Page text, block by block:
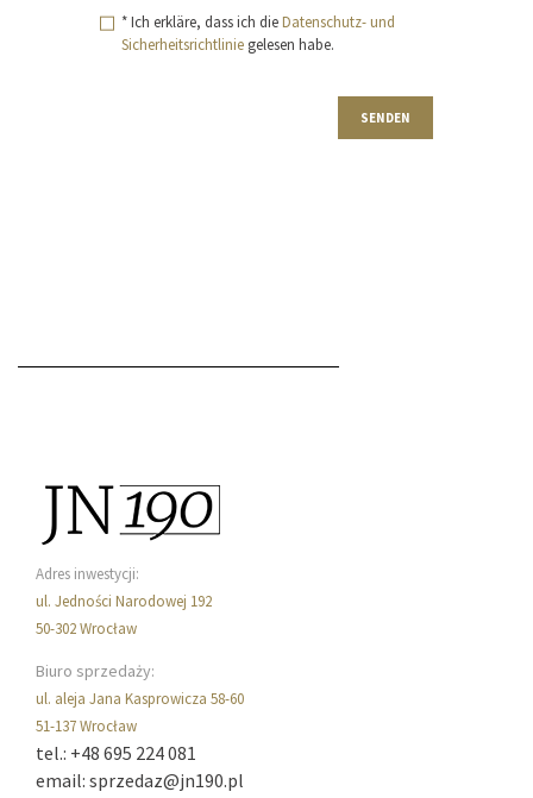
* Ich erkläre, dass ich dieDatenschutz- und
Sicherheitsrichtlinie gelesen habe.
Adres inwestycji:
ul. Jedności Narodowej 192
50-302 Wrocław
Biuro sprzedaży:
ul. aleja Jana Kasprowicza 58-60
51-137 Wrocław
tel.: +48 695 224 081
email: sprzedaz@jn190.pl